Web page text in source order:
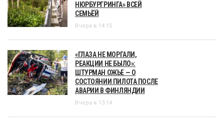
НЮРБУРГРИНГА» ВСЕЙ
СЕМЬЁЙ
Вчера в 14:15
«ГЛАЗА НЕ МОРГАЛИ,
РЕАКЦИИ НЕ БЫЛО»:
ШТУРМАН ОЖЬЕ — О
СОСТОЯНИИ ПИЛОТА ПОСЛЕ
АВАРИИ В ФИНЛЯНДИИ
Вчера в 13:14